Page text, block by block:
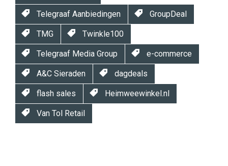
Telegraaf Aanbiedingen GroupDeal
TMG Twinkle100
Telegraaf Media Group e-commerce
A&C Sieraden dagdeals
flash sales Heimweewinkel.nl
Van Tol Retail